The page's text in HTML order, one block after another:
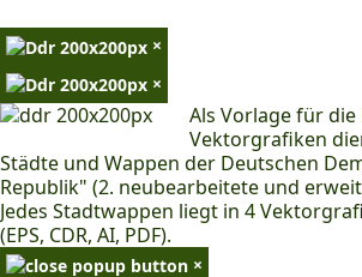
×
×
Als Vorlage für
Vektorgrafiken
Städte und Wappen der Deutschen
Republik" (2. neubearbeitete und
Jedes Stadtwappen liegt in 4
(EPS, CDR, AI, PDF).
×